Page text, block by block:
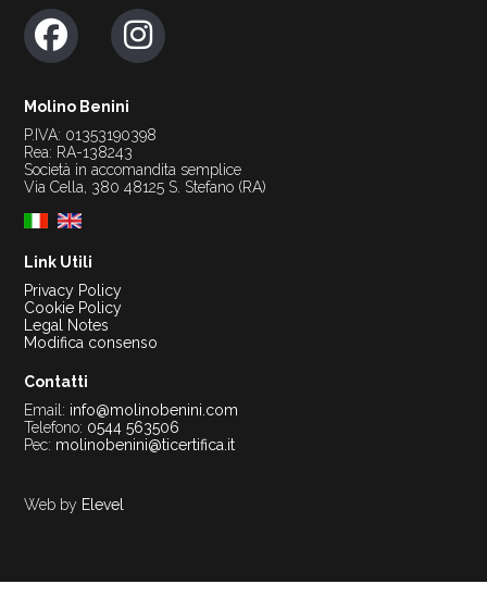
Molino Benini
P.IVA: 01353190398
Rea: RA-138243
Società in accomandita semplice
Via Cella, 380 48125 S. Stefano (RA)
Link Utili
Privacy Policy
Cookie Policy
Legal Notes
Modifica consenso
Contatti
Email: info@molinobenini.com
Telefono: 0544 563506
Pec: molinobenini@ticertifica.it
Web by Elevel